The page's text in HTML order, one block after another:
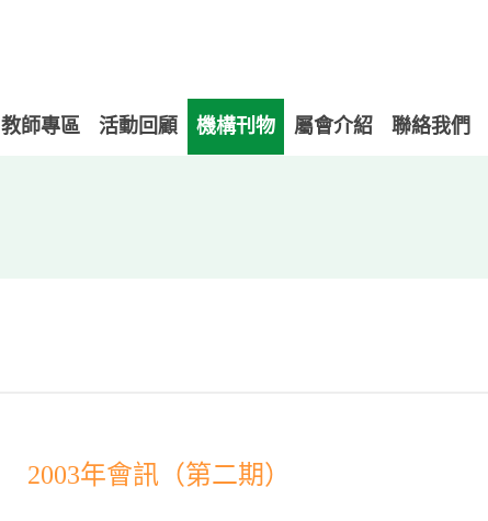
教師專區 活動回顧 機構刊物 屬會介紹 聯絡我們
2003年會訊（第二期）